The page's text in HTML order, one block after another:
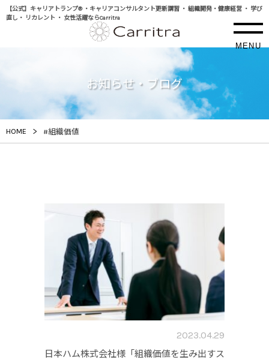
【公式】キャリアトランプ® ・キャリアコンサルタント更新講習 ・ 組織開発・健康経営 ・ 学び
直し・ リカレント ・ 女性活躍ならCarritra
MENU
お知らせ・ブログ
HOME > #組織価値
2023.04.29
日本ハム株式会社様「組織価値を生み出すス